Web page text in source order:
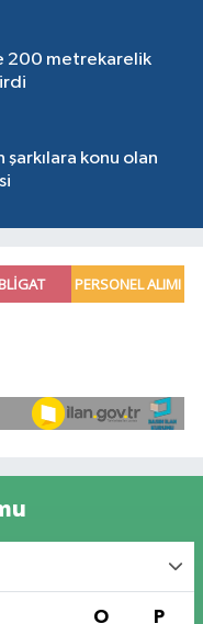
200 metrekarelik
şarkılara konu olan
O P